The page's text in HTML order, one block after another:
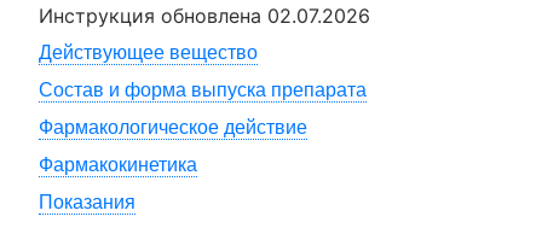
Инструкция обновлена 02.07.2026
Действующее вещество
Состав и форма выпуска препарата
Фармакологическое действие
Фармакокинетика
Показания